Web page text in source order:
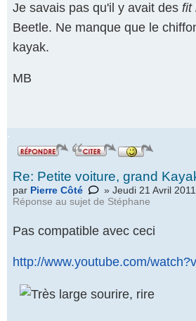
Je savais pas qu'il y avait des fit
Beetle. Ne manque que le
kayak.
MB
.
Re: Petite voiture, grand
par Pierre Côté
» Jeudi 21 Avril
Réponse au sujet de Stéphane
Pas compatible avec ceci
http://www.youtube.com/